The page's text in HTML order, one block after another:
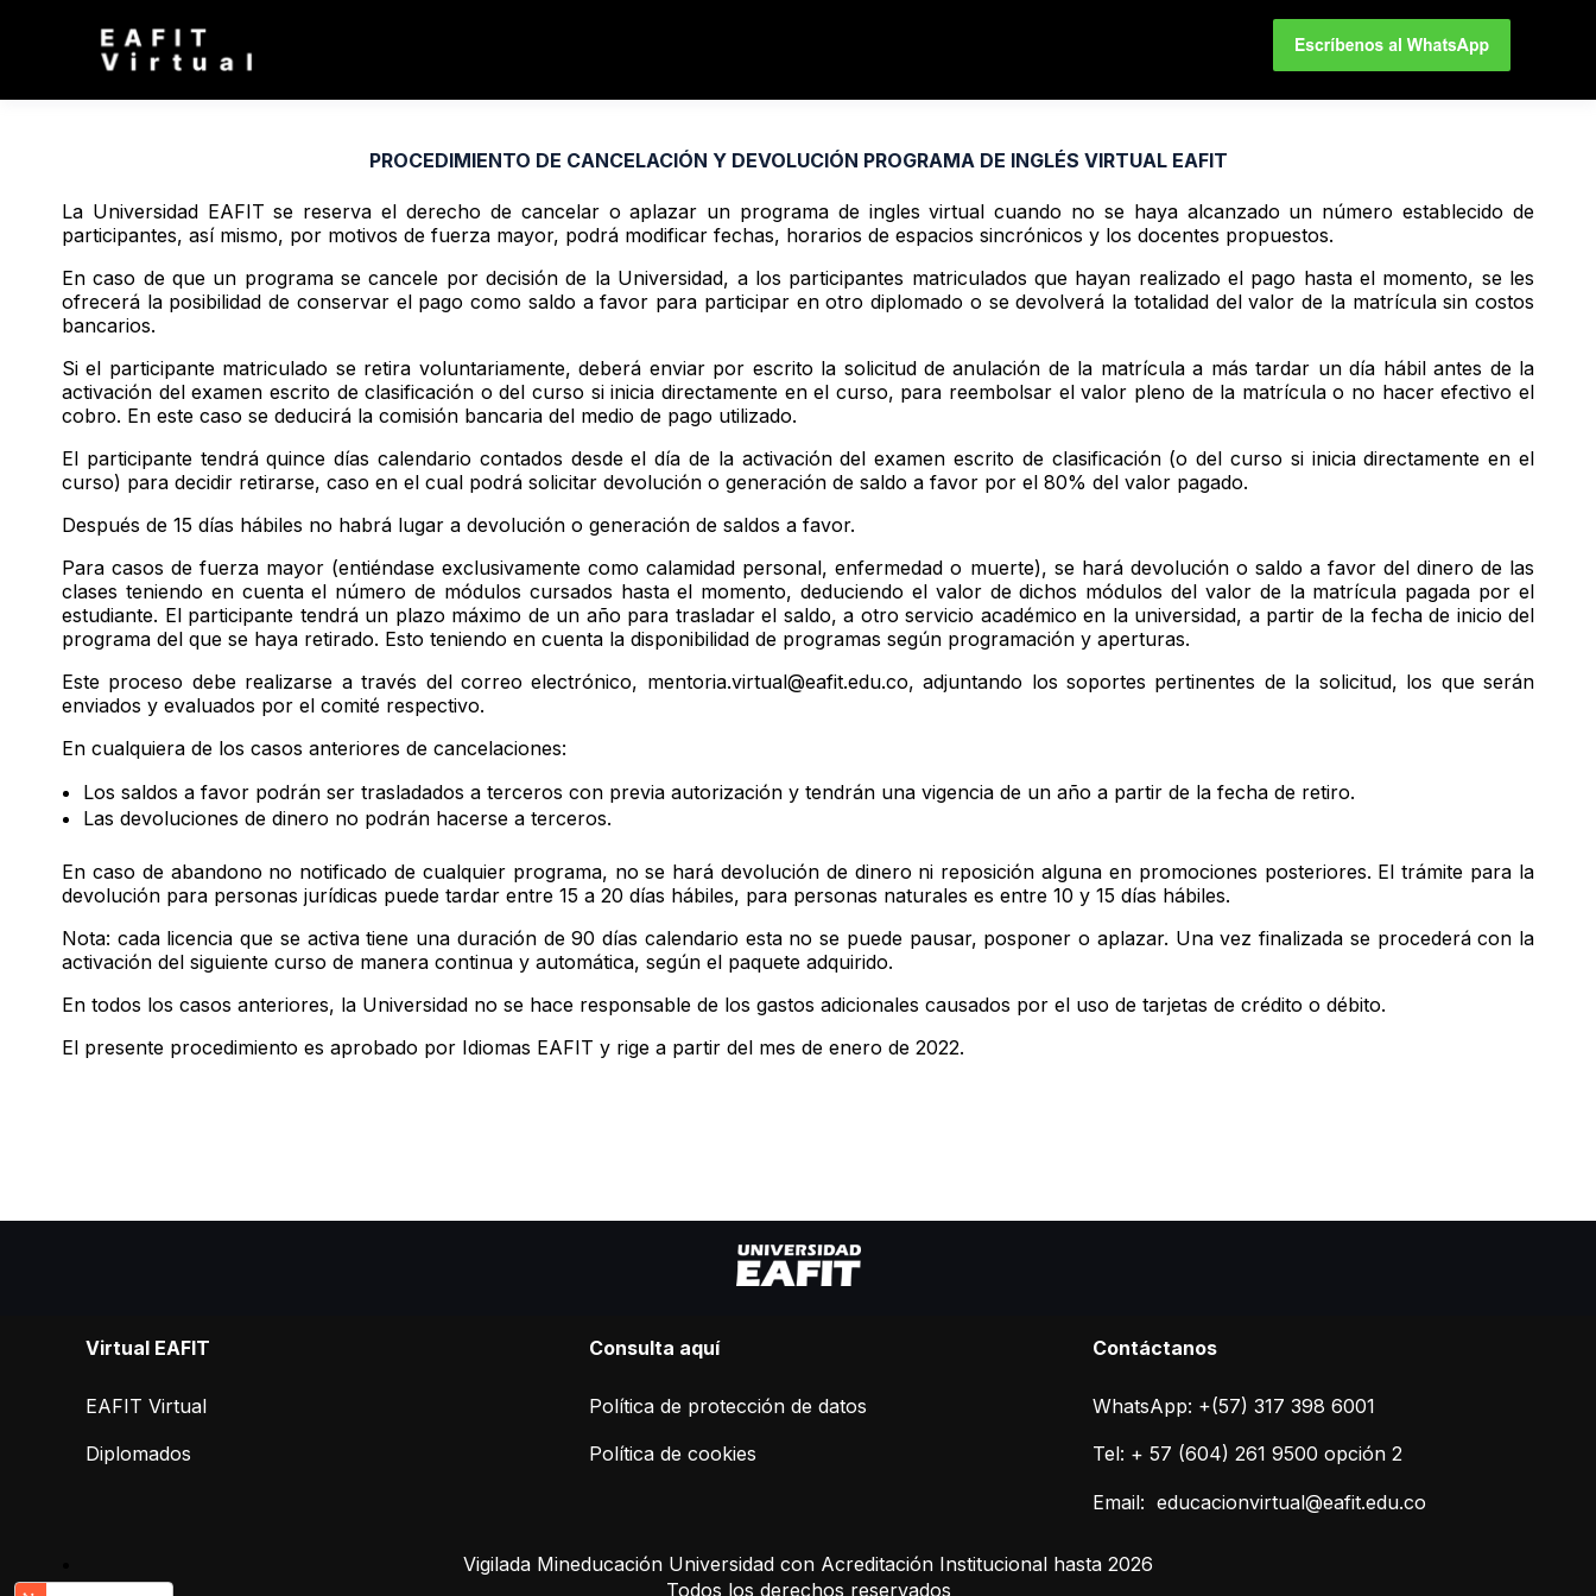
PROCEDIMIENTO DE CANCELACIÓN Y DEVOLUCIÓN PROGRAMA DE INGLÉS VIRTUAL EAFIT
La Universidad EAFIT se reserva el derecho de cancelar o aplazar un programa de ingles virtual cuando no se haya alcanzado un número establecido de
participantes, así mismo, por motivos de fuerza mayor, podrá modificar fechas, horarios de espacios sincrónicos y los docentes propuestos.
En caso de que un programa se cancele por decisión de la Universidad, a los participantes matriculados que hayan realizado el pago hasta el momento, se les
ofrecerá la posibilidad de conservar el pago como saldo a favor para participar en otro diplomado o se devolverá la totalidad del valor de la matrícula sin costos
bancarios.
Si el participante matriculado se retira voluntariamente, deberá enviar por escrito la solicitud de anulación de la matrícula a más tardar un día hábil antes de la
activación del examen escrito de clasificación o del curso si inicia directamente en el curso, para reembolsar el valor pleno de la matrícula o no hacer efectivo el
cobro. En este caso se deducirá la comisión bancaria del medio de pago utilizado.
El participante tendrá quince días calendario contados desde el día de la activación del examen escrito de clasificación (o del curso si inicia directamente en el
curso) para decidir retirarse, caso en el cual podrá solicitar devolución o generación de saldo a favor por el 80% del valor pagado.
Después de 15 días hábiles no habrá lugar a devolución o generación de saldos a favor.
Para casos de fuerza mayor (entiéndase exclusivamente como calamidad personal, enfermedad o muerte), se hará devolución o saldo a favor del dinero de las
clases teniendo en cuenta el número de módulos cursados hasta el momento, deduciendo el valor de dichos módulos del valor de la matrícula pagada por el
estudiante. El participante tendrá un plazo máximo de un año para trasladar el saldo, a otro servicio académico en la universidad, a partir de la fecha de inicio del
programa del que se haya retirado. Esto teniendo en cuenta la disponibilidad de programas según programación y aperturas.
Este proceso debe realizarse a través del correo electrónico, mentoria.virtual@eafit.edu.co, adjuntando los soportes pertinentes de la solicitud, los que serán
enviados y evaluados por el comité respectivo.
En cualquiera de los casos anteriores de cancelaciones:
Los saldos a favor podrán ser trasladados a terceros con previa autorización y tendrán una vigencia de un año a partir de la fecha de retiro.
Las devoluciones de dinero no podrán hacerse a terceros.
En caso de abandono no notificado de cualquier programa, no se hará devolución de dinero ni reposición alguna en promociones posteriores. El trámite para la
devolución para personas jurídicas puede tardar entre 15 a 20 días hábiles, para personas naturales es entre 10 y 15 días hábiles.
Nota: cada licencia que se activa tiene una duración de 90 días calendario esta no se puede pausar, posponer o aplazar. Una vez finalizada se procederá con la
activación del siguiente curso de manera continua y automática, según el paquete adquirido.
En todos los casos anteriores, la Universidad no se hace responsable de los gastos adicionales causados por el uso de tarjetas de crédito o débito.
El presente procedimiento es aprobado por Idiomas EAFIT y rige a partir del mes de enero de 2022.
Virtual EAFIT
EAFIT Virtual
Diplomados
Consulta aquí
Política de protección de datos
Política de cookies
Contáctanos
WhatsApp: +(57) 317 398 6001
Tel: + 57 (604) 261 9500 opción 2
Email: educacionvirtual@eafit.edu.co
Vigilada Mineducación Universidad con Acreditación Institucional hasta 2026
Todos los derechos reservados